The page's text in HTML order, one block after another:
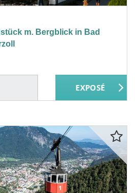
m. Bergblick in Bad